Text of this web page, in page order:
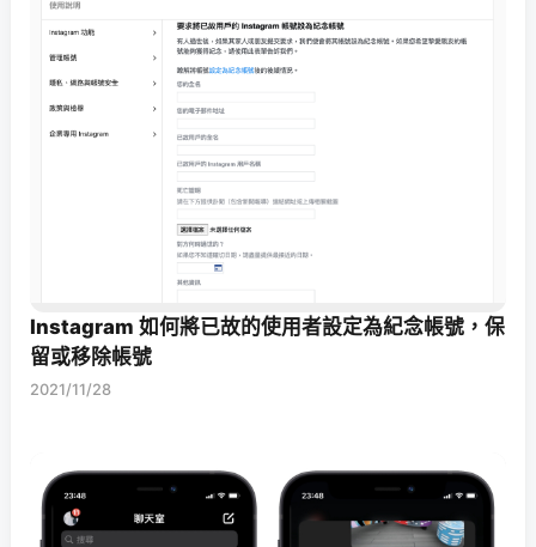
Instagram 如何將已故的使用者設定為紀念帳號，保
留或移除帳號
2021/11/28